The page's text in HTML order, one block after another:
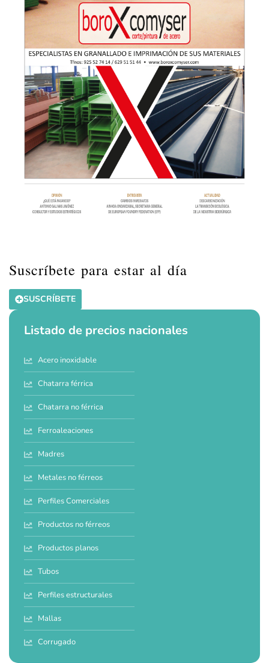
Suscríbete para estar al día
SUSCRÍBETE
Listado de precios nacionales
Acero inoxidable
Chatarra férrica
Chatarra no férrica
Ferroaleaciones
Madres
Metales no férreos
Perfiles Comerciales
Productos no férreos
Productos planos
Tubos
Perfiles estructurales
Mallas
Corrugado